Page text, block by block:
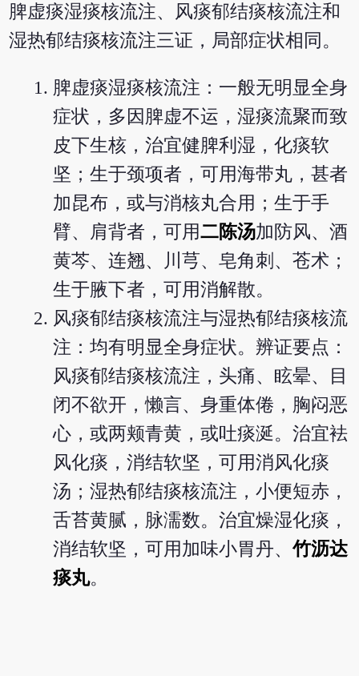
脾虚痰湿痰核流注、风痰郁结痰核流注和
湿热郁结痰核流注三证，局部症状相同。
脾虚痰湿痰核流注：一般无明显全身
症状，多因脾虚不运，湿痰流聚而致
皮下生核，治宜健脾利湿，化痰软
坚；生于颈项者，可用海带丸，甚者
加昆布，或与消核丸合用；生于手
臂、肩背者，可用二陈汤加防风、酒
黄芩、连翘、川芎、皂角刺、苍术；
生于腋下者，可用消解散。
风痰郁结痰核流注与湿热郁结痰核流
注：均有明显全身症状。辨证要点：
风痰郁结痰核流注，头痛、眩晕、目
闭不欲开，懒言、身重体倦，胸闷恶
心，或两颊青黄，或吐痰涎。治宜袪
风化痰，消结软坚，可用消风化痰
汤；湿热郁结痰核流注，小便短赤，
舌苔黄腻，脉濡数。治宜燥湿化痰，
消结软坚，可用加味小胃丹、竹沥达
痰丸。